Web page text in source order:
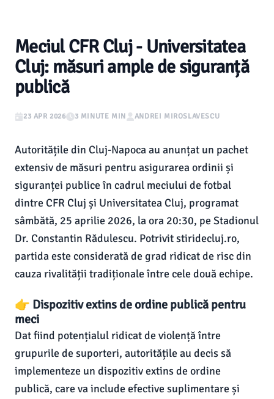
Meciul CFR Cluj - Universitatea
Cluj: măsuri ample de siguranță
publică
23 APR 2026 3 MINUTE MIN ANDREI MIROSLAVESCU
Autoritățile din Cluj-Napoca au anunțat un pachet
extensiv de măsuri pentru asigurarea ordinii și
siguranței publice în cadrul meciului de fotbal
dintre CFR Cluj și Universitatea Cluj, programat
sâmbătă, 25 aprilie 2026, la ora 20:30, pe Stadionul
Dr. Constantin Rădulescu. Potrivit stiridecluj.ro,
partida este considerată de grad ridicat de risc din
cauza rivalității tradiționale între cele două echipe.
👉 Dispozitiv extins de ordine publică pentru
meci
Dat fiind potențialul ridicat de violență între
grupurile de suporteri, autoritățile au decis să
implementeze un dispozitiv extins de ordine
publică, care va include efective suplimentare și